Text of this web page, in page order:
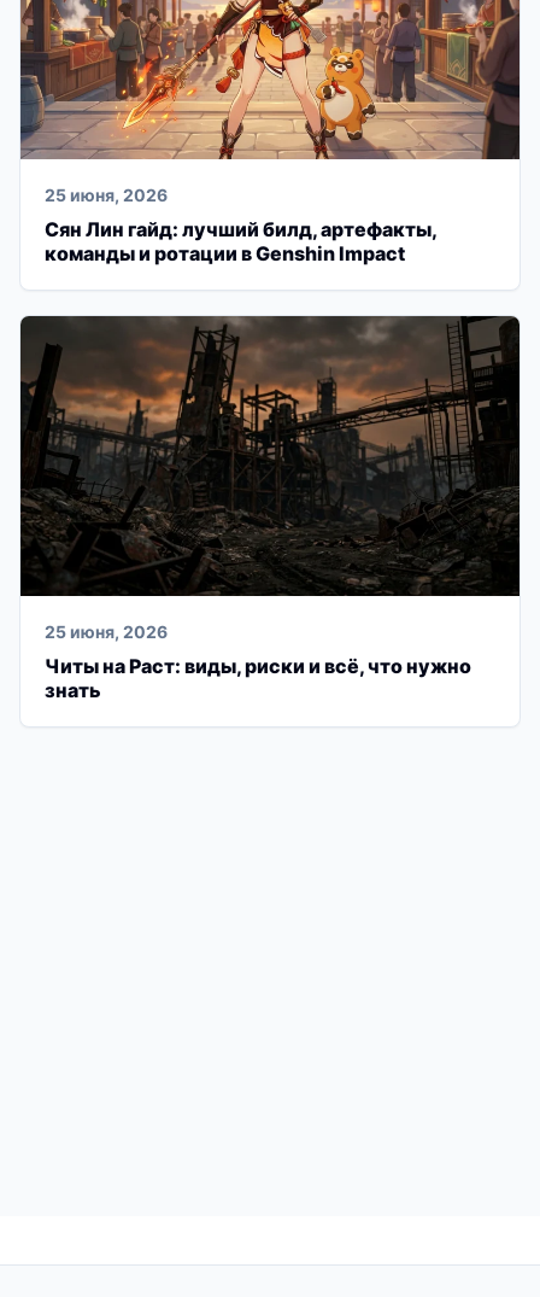
25 июня, 2026
Сян Лин гайд: лучший билд, артефакты,
команды и ротации в Genshin Impact
25 июня, 2026
Читы на Раст: виды, риски и всё, что нужно
знать